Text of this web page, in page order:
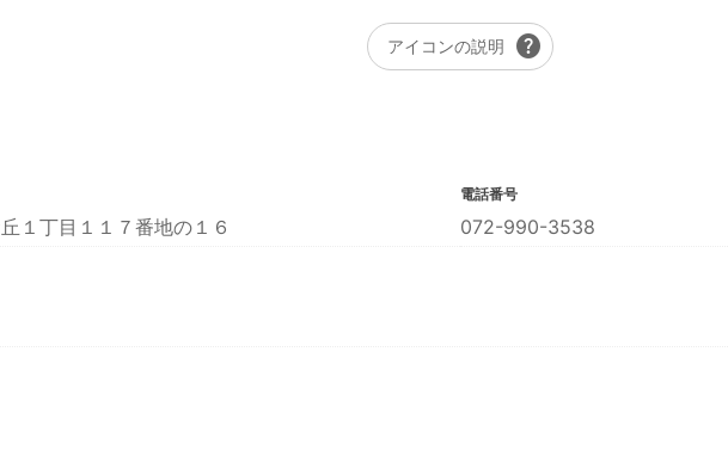
アイコンの説明 help
１丁目１１７番地の１６
電話番号
072-990-3538